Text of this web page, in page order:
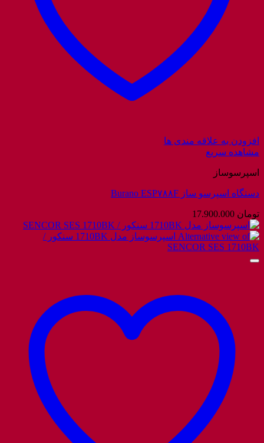
افزودن به علاقه مندی ها
مشاهده سریع
اسپرسوساز
دستگاه اسپرسو ساز Burano ESP۷۸۸F
تومان